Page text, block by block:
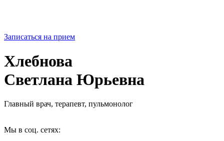
Записаться на прием
Хлебнова
Светлана Юрьевна
Главный врач, терапевт, пульмонолог
Мы в соц. сетях: